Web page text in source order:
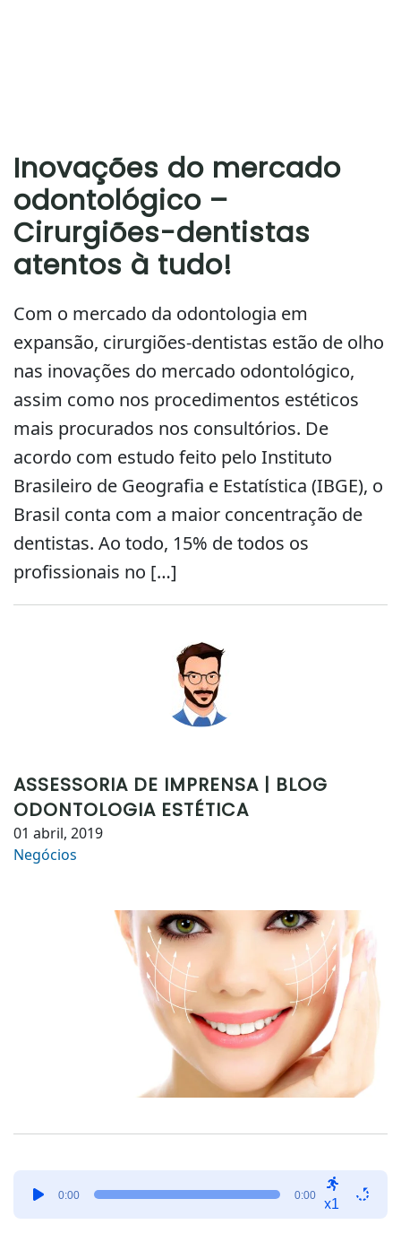
Inovações do mercado
odontológico –
Cirurgiões-dentistas
atentos à tudo!
Com o mercado da odontologia em
expansão, cirurgiões-dentistas estão de olho
nas inovações do mercado odontológico,
assim como nos procedimentos estéticos
mais procurados nos consultórios. De
acordo com estudo feito pelo Instituto
Brasileiro de Geografia e Estatística (IBGE), o
Brasil conta com a maior concentração de
dentistas. Ao todo, 15% de todos os
profissionais no […]
ASSESSORIA DE IMPRENSA | BLOG
ODONTOLOGIA ESTÉTICA
01 abril, 2019
Negócios
0:00 0:00
x1